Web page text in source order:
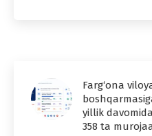
Farg‘ona
yillik
358 ta